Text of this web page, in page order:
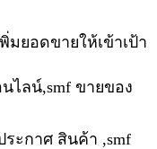
มยอดขายให้เข้าเป้า
ไลน์,smf ขายของ
ะกาศ สินค้า ,smf